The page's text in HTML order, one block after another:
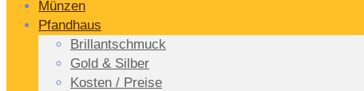
Münzen
Pfandhaus
Brillantschmuck
Gold & Silber
Kosten / Preise